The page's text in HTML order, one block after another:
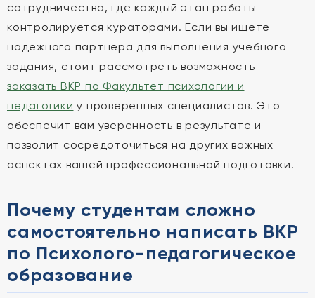
сотрудничества, где каждый этап работы
контролируется кураторами. Если вы ищете
надежного партнера для выполнения учебного
задания, стоит рассмотреть возможность
заказать ВКР по Факультет психологии и
педагогики у проверенных специалистов. Это
обеспечит вам уверенность в результате и
позволит сосредоточиться на других важных
аспектах вашей профессиональной подготовки.
Почему студентам сложно
самостоятельно написать ВКР
по Психолого-педагогическое
образование